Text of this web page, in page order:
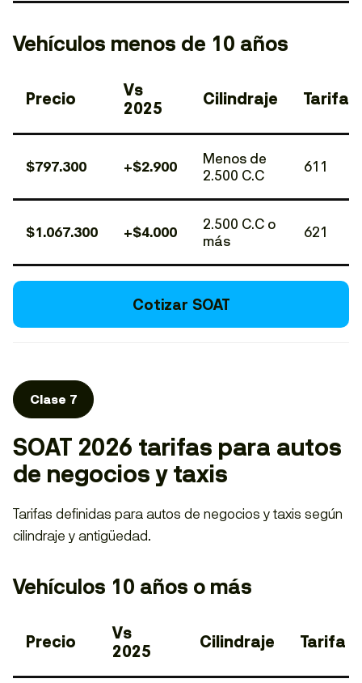
Vehículos menos de 10 años
Precio
Vs
2025
Cilindraje Tarifa
$797.300 +$2.900
Menos de
2.500 C.C
611
$1.067.300 +$4.000
2.500 C.C o
más
621
Cotizar SOAT
Clase 7
SOAT 2026 tarifas para autos
de negocios y taxis
Tarifas definidas para autos de negocios y taxis según
cilindraje y antigüedad.
Vehículos 10 años o más
Precio
Vs
2025
Cilindraje Tarifa